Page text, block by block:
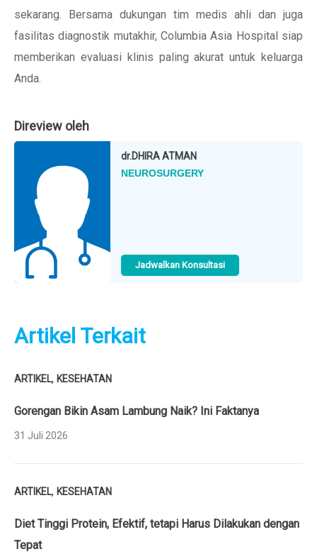
sekarang. Bersama dukungan tim medis ahli dan juga
fasilitas diagnostik mutakhir, Columbia Asia Hospital siap
memberikan evaluasi klinis paling akurat untuk keluarga
Anda.
Direview oleh
dr.DHIRA ATMAN
NEUROSURGERY
Jadwalkan Konsultasi
Artikel Terkait
ARTIKEL, KESEHATAN
Gorengan Bikin Asam Lambung Naik? Ini Faktanya
31 Juli 2026
ARTIKEL, KESEHATAN
Diet Tinggi Protein, Efektif, tetapi Harus Dilakukan dengan
Tepat